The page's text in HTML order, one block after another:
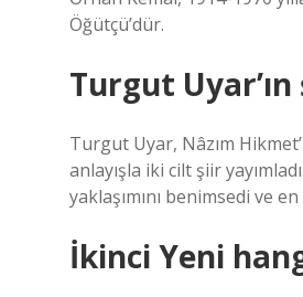
Öğütçü’dür.
Turgut
Turgut Uyar, Nâzım
anlayışla iki cilt şiir
yaklaşımını benimsedi ve
İkinci Yeni